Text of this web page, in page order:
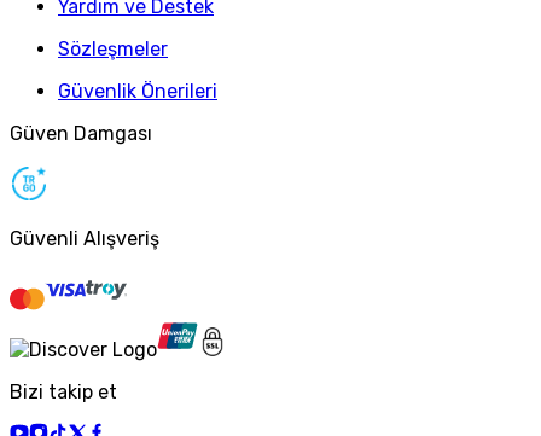
Yardım ve Destek
Sözleşmeler
Güvenlik Önerileri
Güven Damgası
Güvenli Alışveriş
Bizi takip et